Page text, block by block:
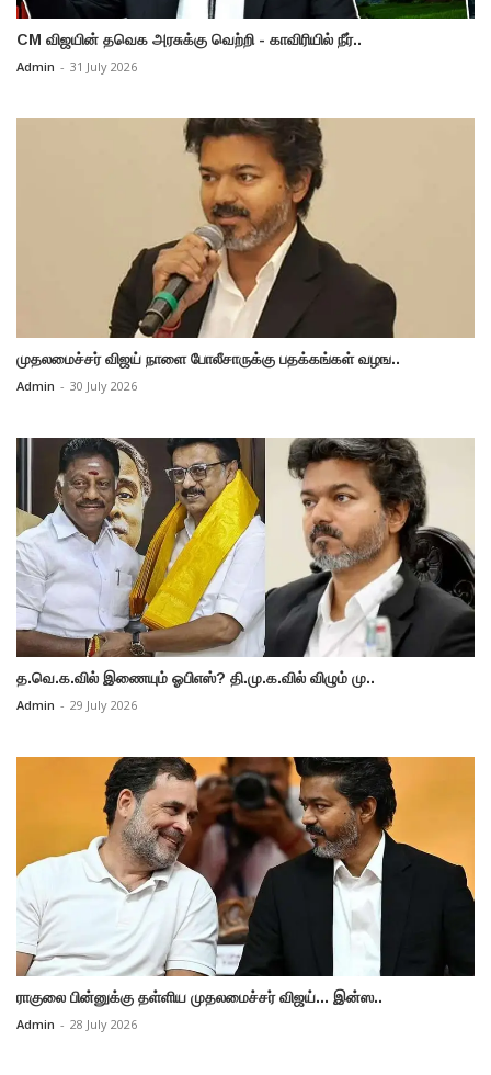
CM விஜயின் தவெக அரசுக்கு வெற்றி - காவிரியில் நீர்..
Admin - 31 July 2026
முதலமைச்சர் விஜய் நாளை போலீசாருக்கு பதக்கங்கள் வழங..
Admin - 30 July 2026
த.வெ.க.வில் இணையும் ஓபிஎஸ்? தி.மு.க.வில் விழும் மு..
Admin - 29 July 2026
ராகுலை பின்னுக்கு தள்ளிய முதலமைச்சர் விஜய்... இன்ஸ..
Admin - 28 July 2026